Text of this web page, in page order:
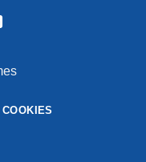
COOKIES